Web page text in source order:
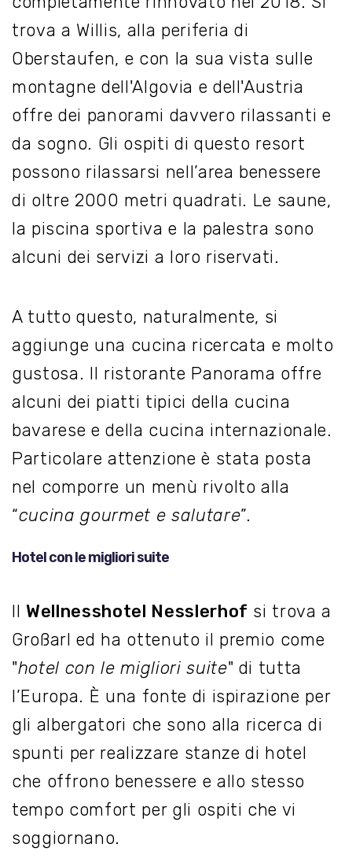
trova a Willis, alla periferia di
Oberstaufen, e con la sua vista sulle
montagne dell'Algovia e dell'Austria
offre dei panorami davvero rilassanti e
da sogno. Gli ospiti di questo resort
possono rilassarsi nell’area benessere
di oltre 2000 metri quadrati. Le saune,
la piscina sportiva e la palestra sono
alcuni dei servizi a loro riservati.
A tutto questo, naturalmente, si
aggiunge una cucina ricercata e molto
gustosa. Il ristorante Panorama offre
alcuni dei piatti tipici della cucina
bavarese e della cucina internazionale.
Particolare attenzione è stata posta
nel comporre un menù rivolto alla
“cucina gourmet e salutare”.
Hotel con le migliori suite
Il Wellnesshotel Nesslerhof si trova a
Großarl ed ha ottenuto il premio come
"hotel con le migliori suite" di tutta
l’Europa. È una fonte di ispirazione per
gli albergatori che sono alla ricerca di
spunti per realizzare stanze di hotel
che offrono benessere e allo stesso
tempo comfort per gli ospiti che vi
soggiornano.